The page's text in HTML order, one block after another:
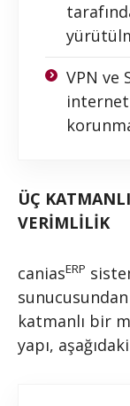
VPN ve
internet
ÜÇ
VERİMLİLİK
caniasERP
katmanlı bir
yapı,